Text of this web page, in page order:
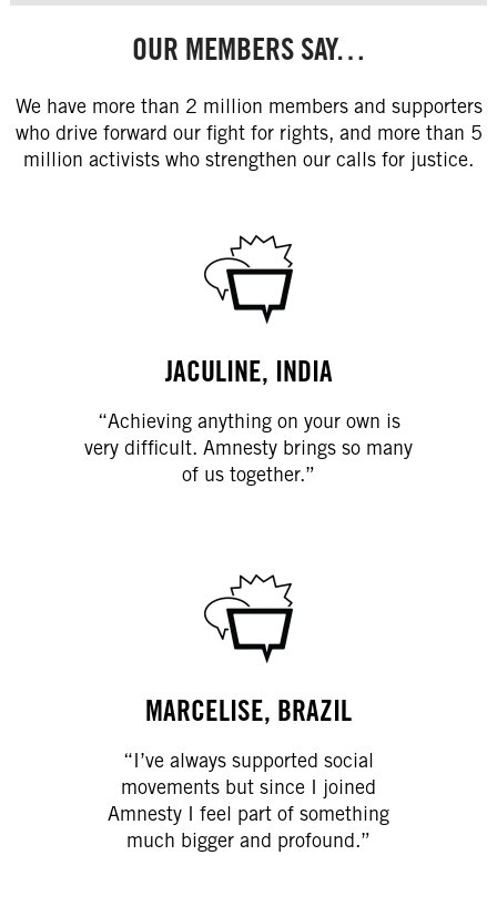
OUR MEMBERS SAY…
We have more than 2 million members and supporters
who drive forward our fight for rights, and more than 5
million activists who strengthen our calls for justice.
JACULINE, INDIA
“Achieving anything on your own is
very difficult. Amnesty brings so many
of us together.”
MARCELISE, BRAZIL
“I’ve always supported social
movements but since I joined
Amnesty I feel part of something
much bigger and profound.”